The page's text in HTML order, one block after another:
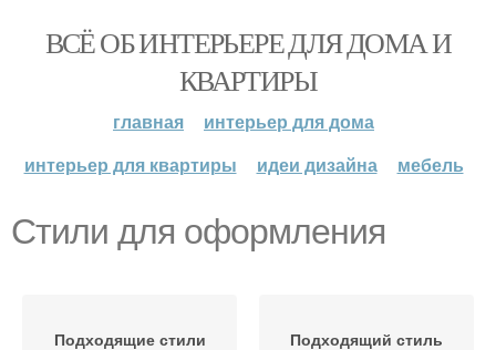
ВСЁ ОБ ИНТЕРЬЕРЕ ДЛЯ ДОМА И
КВАРТИРЫ
главная
интерьер для дома
интерьер для квартиры
идеи дизайна мебель
Стили для оформления
Подходящие стили Подходящий стиль